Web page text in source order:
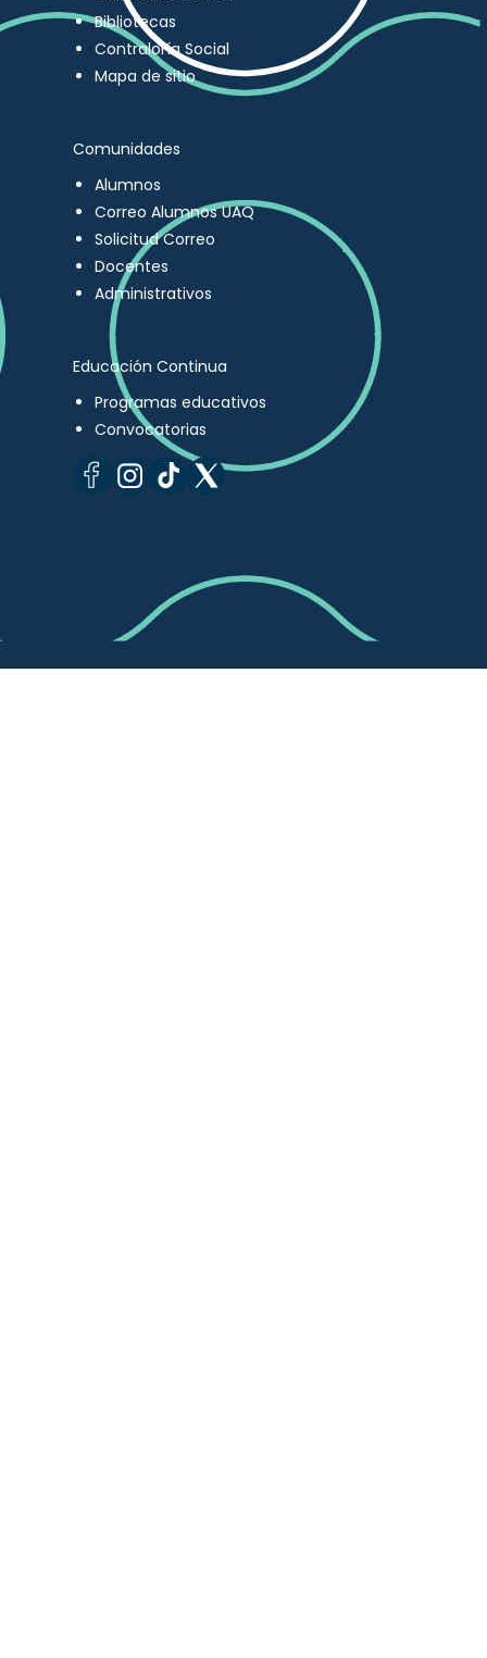
Bibliotecas
Contraloría Social
Mapa de sitio
Comunidades
Alumnos
Correo Alumnos UAQ
Solicitud Correo
Docentes
Administrativos
Educación Continua
Programas educativos
Convocatorias